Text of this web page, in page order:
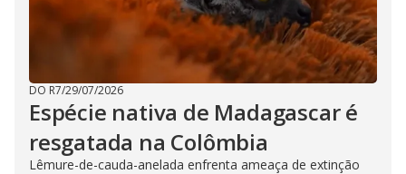
DO R7/29/07/2026
Espécie nativa de Madagascar é
resgatada na Colômbia
Lêmure-de-cauda-anelada enfrenta ameaça de extinção